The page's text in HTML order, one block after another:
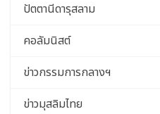
ปัตตานีดารุสลาม
คอลัมนิสต์
ข่าวกรรมการกลางฯ
ข่าวมุสลิมไทย